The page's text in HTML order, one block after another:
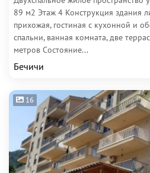
89 м2 Этаж 4 Конструкция здания
прихожая, гостиная с кухонной и
спальни, ванная комната, две
метров Состояние...
Бечичи
16